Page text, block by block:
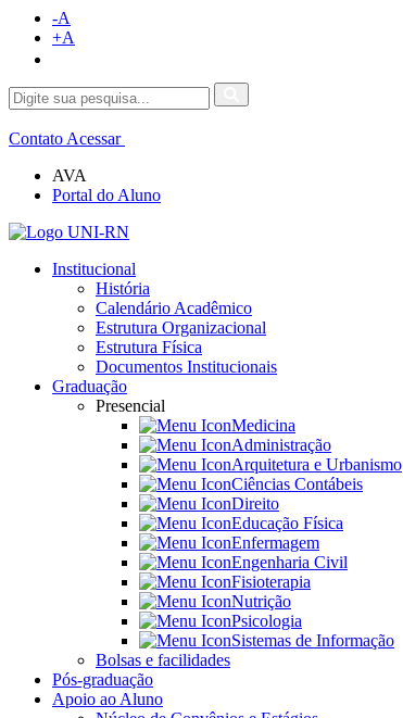
-A
+A
Contato Acessar
AVA
Portal do Aluno
Institucional
História
Calendário Acadêmico
Estrutura Organizacional
Estrutura Física
Documentos Institucionais
Graduação
Presencial
Medicina
Administração
Arquitetura e Urbanismo
Ciências Contábeis
Direito
Educação Física
Enfermagem
Engenharia Civil
Fisioterapia
Nutrição
Psicologia
Sistemas de Informação
Bolsas e facilidades
Pós-graduação
Apoio ao Aluno